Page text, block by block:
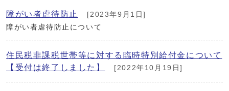
障がい者虐待防止
[2023年9月1日]
障がい者虐待防止について
住民税非課税世帯等に対する臨時特別給付金について
【受付は終了しました】
[2022年10月19日]